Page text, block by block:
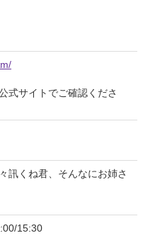
式サイトでご確認くださ
訊くね君、そんなにお姉さ
15:30